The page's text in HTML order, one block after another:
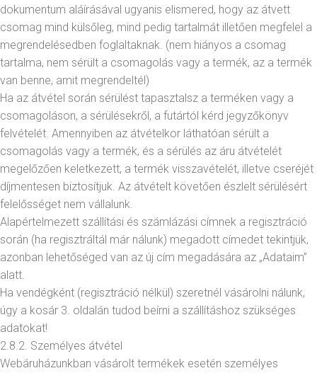
dokumentum aláírásával ugyanis elismered, hogy az átvett
csomag mind külsőleg, mind pedig tartalmát illetően megfelel a
megrendelésedben foglaltaknak. (nem hiányos a csomag
tartalma, nem sérült a csomagolás vagy a termék, az a termék
van benne, amit megrendeltél)
Ha az átvétel során sérülést tapasztalsz a terméken vagy a
csomagoláson, a sérülésekről, a futártól kérd jegyzőkönyv
felvételét. Amennyiben az átvételkor láthatóan sérült a
csomagolás vagy a termék, és a sérülés az áru átvételét
megelőzően keletkezett, a termék visszavételét, illetve cseréjét
díjmentesen biztosítjuk. Az átvételt követően észlelt sérülésért
felelősséget nem vállalunk.
Alapértelmezett szállítási és számlázási címnek a regisztráció
során (ha regisztráltál már nálunk) megadott címedet tekintjük,
azonban lehetőséged van az új cím megadására az „Adataim”
alatt.
Ha vendégként (regisztráció nélkül) szeretnél vásárolni nálunk,
úgy a kosár 3. oldalán tudod beírni a szállításhoz szükséges
adatokat!
2.8.2. Személyes átvétel
Webáruházunkban vásárolt termékek esetén személyes